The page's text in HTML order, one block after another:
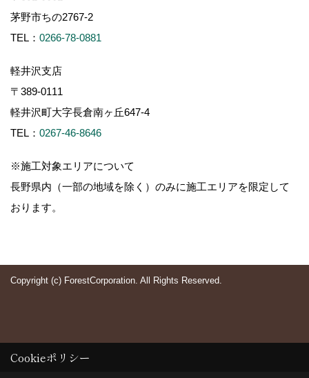
茅野市ちの2767-2
TEL： 0266-78-0881
軽井沢支店
〒389-0111
軽井沢町大字長倉南ヶ丘647-4
TEL： 0267-46-8646
※施工対象エリアについて
長野県内（一部の地域を除く）のみに施工エリアを限定して
おります。
Copyright (c) ForestCorporation. All Rights Reserved.
Cookieポリシー